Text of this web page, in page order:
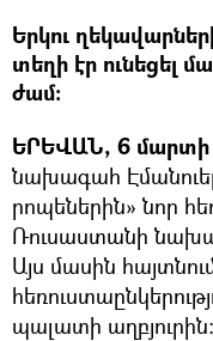
Երկու
տեղի էր ունեցել
ժամ։
ԵՐԵՎԱՆ, 6 մարտի
նախագահ
րոպեներին» նոր
Ռուսաստանի
Այս մասին
պալատի աղբյուրին։